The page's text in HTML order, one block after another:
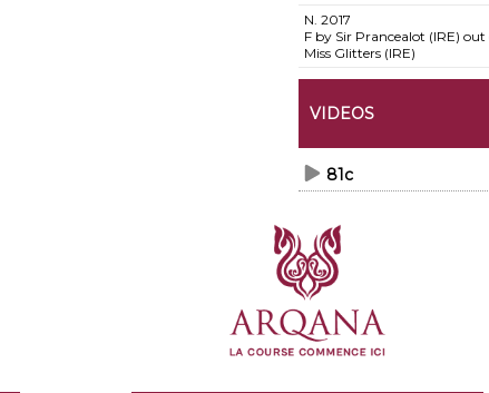
N. 2017
F by Sir Prancealot (IRE) out
Miss Glitters (IRE)
VIDEOS
81c